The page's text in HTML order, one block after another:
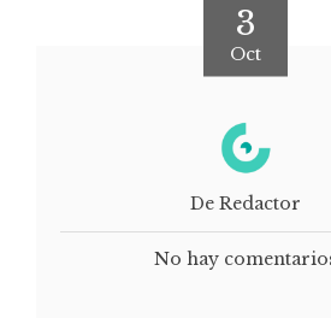
3
Oct
De Redactor
No hay